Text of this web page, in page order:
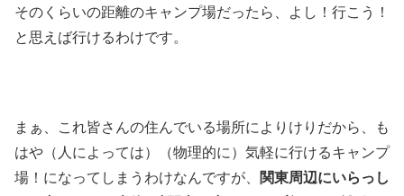
そのくらいの距離のキャンプ場だったら、よし！行こう！
と思えば行けるわけです。
まぁ、これ皆さんの住んでいる場所によりけりだから、も
はや（人によっては）（物理的に）気軽に行けるキャンプ
場！になってしまうわけなんですが、
関東周辺にいらっし